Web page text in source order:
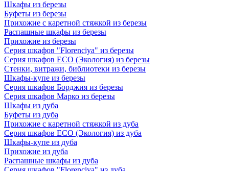
Шкафы из березы
Буфеты из березы
Прихожие с каретной стяжкой из березы
Распашные шкафы из березы
Прихожие из березы
Серия шкафов "Florenciya" из березы
Серия шкафов ECO (Экология) из березы
Стенки, витражи, библиотеки из березы
Шкафы-купе из березы
Серия шкафов Борджия из березы
Серия шкафов Марко из березы
Шкафы из дуба
Буфеты из дуба
Прихожие с каретной стяжкой из дуба
Серия шкафов ECO (Экология) из дуба
Шкафы-купе из дуба
Прихожие из дуба
Распашные шкафы из дуба